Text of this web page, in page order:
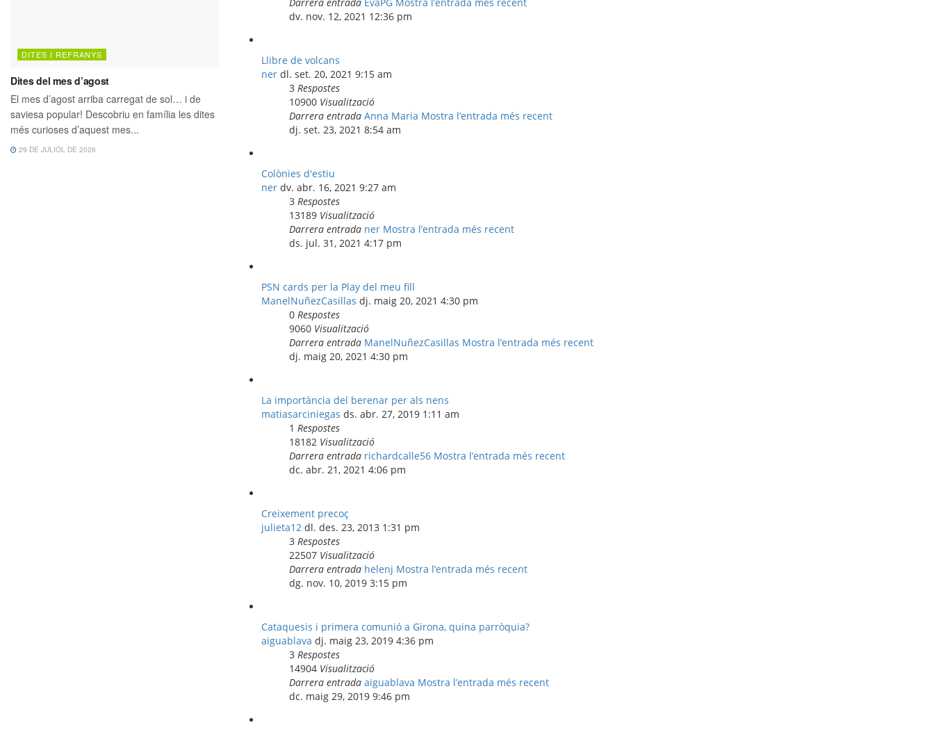
dv. nov. 12, 2021 12:36 pm
Llibre de volcans
ner dl. set. 20, 2021 9:15 am
3 Respostes
10900 Visualització
Darrera entrada Anna Maria Mostra l’entrada més recent
dj. set. 23, 2021 8:54 am
Colònies d'estiu
ner dv. abr. 16, 2021 9:27 am
3 Respostes
13189 Visualització
Darrera entrada ner Mostra l’entrada més recent
ds. jul. 31, 2021 4:17 pm
PSN cards per la Play del meu fill
ManelNuñezCasillas dj. maig 20, 2021 4:30 pm
0 Respostes
9060 Visualització
Darrera entrada ManelNuñezCasillas Mostra l’entrada més recent
dj. maig 20, 2021 4:30 pm
La importància del berenar per als nens
matiasarciniegas ds. abr. 27, 2019 1:11 am
1 Respostes
18182 Visualització
Darrera entrada richardcalle56 Mostra l’entrada més recent
dc. abr. 21, 2021 4:06 pm
Creixement precoç
julieta12 dl. des. 23, 2013 1:31 pm
3 Respostes
22507 Visualització
Darrera entrada helenj Mostra l’entrada més recent
dg. nov. 10, 2019 3:15 pm
Cataquesis i primera comunió a Girona, quina parròquia?
aiguablava dj. maig 23, 2019 4:36 pm
3 Respostes
14904 Visualització
Darrera entrada aiguablava Mostra l’entrada més recent
dc. maig 29, 2019 9:46 pm